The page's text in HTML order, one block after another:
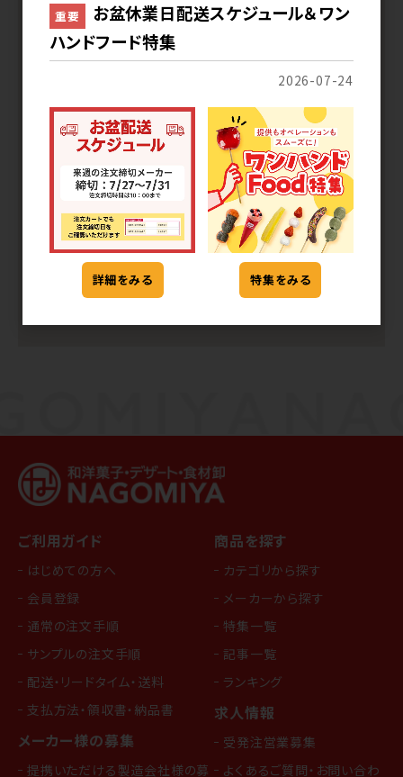
[195] 九州蔵出し味噌らー
めん（2027年2月終売）
[195] 北海道蔵出し味噌ら
ーめん（2026年8月終売）
[195] 江戸前蔵出し味噌ら
ご利用ガイド
はじめての方へ
会員登録
通常の注文手順
サンプルの注文手順
配送・リードタイム・送料
支払方法・領収書・納品書
メーカー様の募集
提携いただける製造会社様の募
商品を探す
カテゴリから探す
メーカーから探す
特集一覧
記事一覧
ランキング
求人情報
受発注営業募集
よくあるご質問・お問い合わ
重要
お盆休業日配送スケジュール＆ワン
ハンドフード特集
2026-07-24
詳細をみる 特集をみる